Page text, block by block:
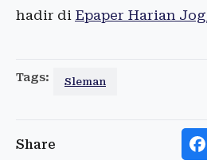
hadir di Epaper Harian
Tags: Sleman
Share